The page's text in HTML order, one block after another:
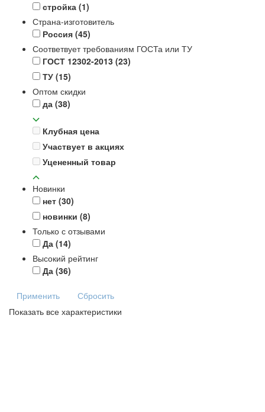
стройка (1)
Страна-изготовитель
Россия (45)
Соответвует требованиям ГОСТа или ТУ
ГОСТ 12302-2013 (23)
ТУ (15)
Оптом скидки
да (38)
Клубная цена
Участвует в акциях
Уцененный товар
Новинки
нет (30)
новинки (8)
Только с отзывами
Да (14)
Высокий рейтинг
Да (36)
Применить
Сбросить
Показать все характеристики